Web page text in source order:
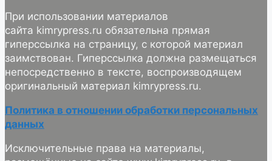
При использовании материалов
сайта kimrypress.ru обязательна прямая
гиперссылка на страницу, с которой материал
заимствован. Гиперссылка должна размещаться
непосредственно в тексте, воспроизводящем
оригинальный материал kimrypress.ru.
Политика в отношении обработки персональных
данных
Исключительные права на материалы,